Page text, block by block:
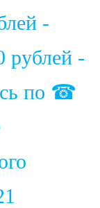
-
рублей -
по ☎